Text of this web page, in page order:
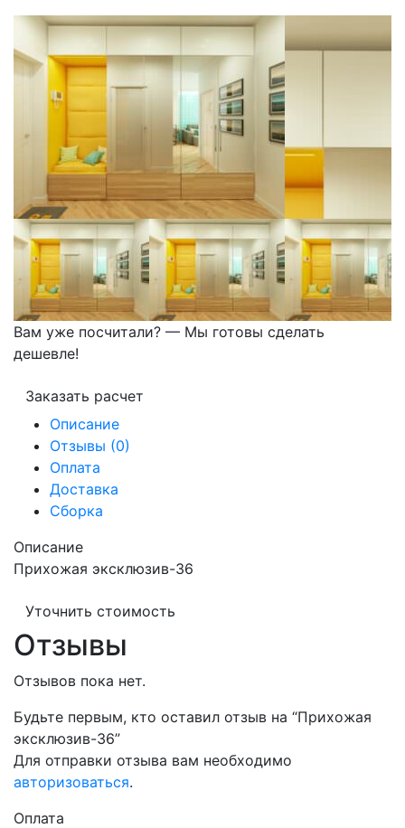
Вам уже посчитали? — Мы готовы сделать
дешевле!
Заказать расчет
Описание
Отзывы (0)
Оплата
Доставка
Сборка
Описание
Прихожая эксклюзив-36
Уточнить стоимость
Отзывы
Отзывов пока нет.
Будьте первым, кто оставил отзыв на “Прихожая
эксклюзив-36”
Для отправки отзыва вам необходимо
авторизоваться.
Оплата